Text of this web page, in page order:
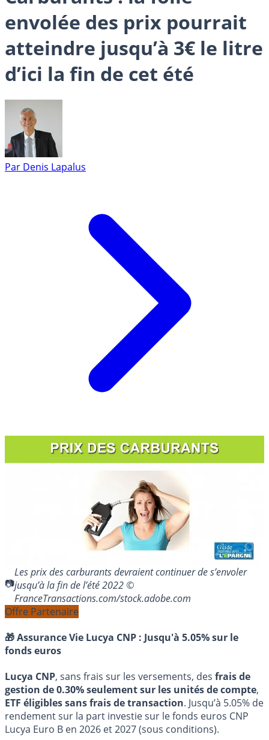
envolée des prix pourrait
atteindre jusqu’à 3€ le litre
d’ici la fin de cet été
Par Denis Lapalus
Les prix des carburants devraient continuer de s’envoler
jusqu’à la fin de l’été 2022 ©
FranceTransactions.com/stock.adobe.com
Offre Partenaire
🎁 Assurance Vie Lucya CNP : Jusqu'à 5.05% sur le
fonds euros
Lucya CNP, sans frais sur les versements, des frais de
gestion de 0.30% seulement sur les unités de compte,
ETF éligibles sans frais de transaction. Jusqu’à 5.05% de
rendement sur la part investie sur le fonds euros CNP
Lucya Euro B en 2026 et 2027 (sous conditions).